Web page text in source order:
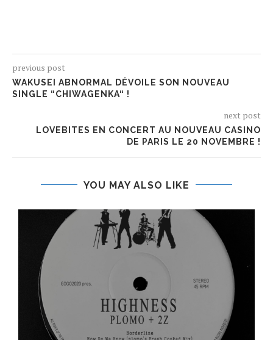
previous post
WAKUSEI ABNORMAL DÉVOILE SON NOUVEAU
SINGLE “CHIWAGENKA“ !
next post
LOVEBITES EN CONCERT AU NOUVEAU CASINO
DE PARIS LE 20 NOVEMBRE !
YOU MAY ALSO LIKE